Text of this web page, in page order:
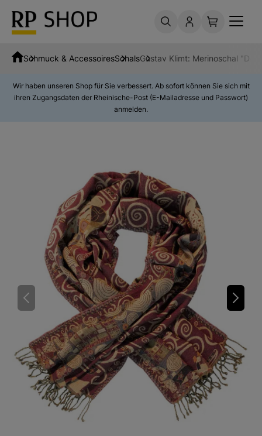
Schmuck & AccessoiresSchalsGustav Klimt: Merinoschal "Der
Wir haben unseren Shop für Sie verbessert. Ab sofort können Sie sich mit
ihren Zugangsdaten der Rheinische-Post (E-Mailadresse und Passwort)
anmelden.